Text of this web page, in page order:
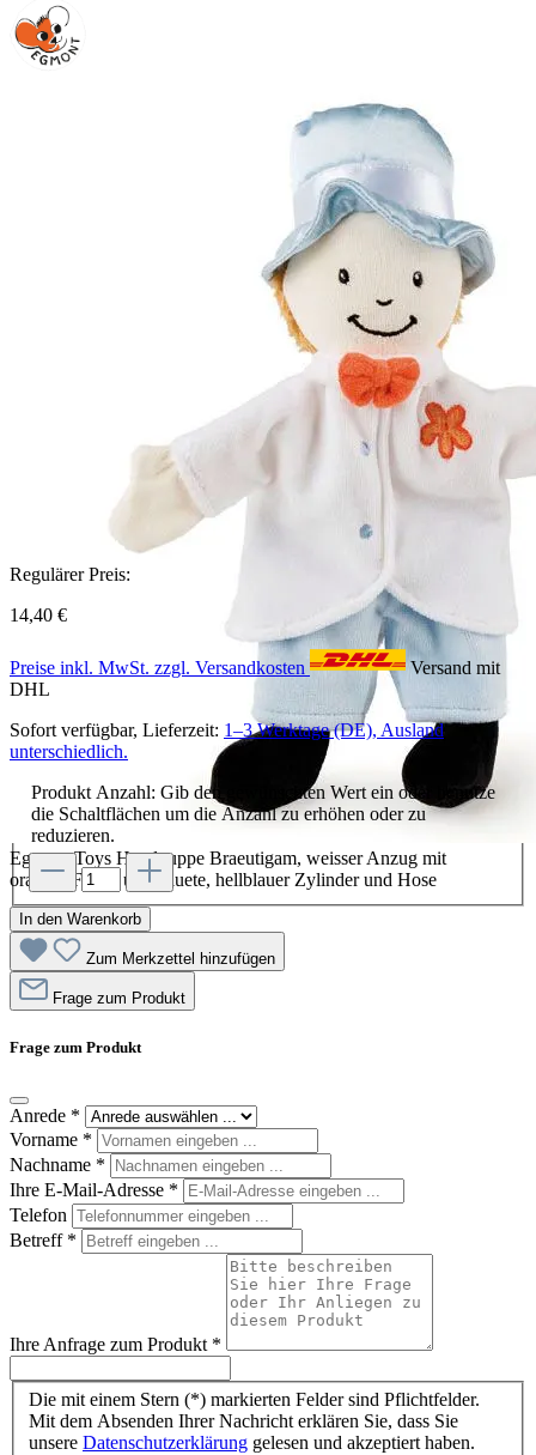
Egmont Toys Handpuppe Braeutigam, weisser Anzug mit
oranger Fliege und Bluete, hellblauer Zylinder und Hose
Regulärer Preis:
14,40 €
Preise inkl. MwSt. zzgl. Versandkosten
Versand mit
DHL
Sofort verfügbar, Lieferzeit: 1–3 Werktage (DE), Ausland
unterschiedlich.
Produkt Anzahl: Gib den gewünschten Wert ein oder benutze
die Schaltflächen um die Anzahl zu erhöhen oder zu
reduzieren.
In den Warenkorb
Zum Merkzettel hinzufügen
Frage zum Produkt
Frage zum Produkt
Anrede *
Vorname *
Nachname *
Ihre E-Mail-Adresse *
Telefon
Betreff *
Ihre Anfrage zum Produkt *
Die mit einem Stern (*) markierten Felder sind Pflichtfelder.
Mit dem Absenden Ihrer Nachricht erklären Sie, dass Sie
unsere Datenschutzerklärung gelesen und akzeptiert haben.